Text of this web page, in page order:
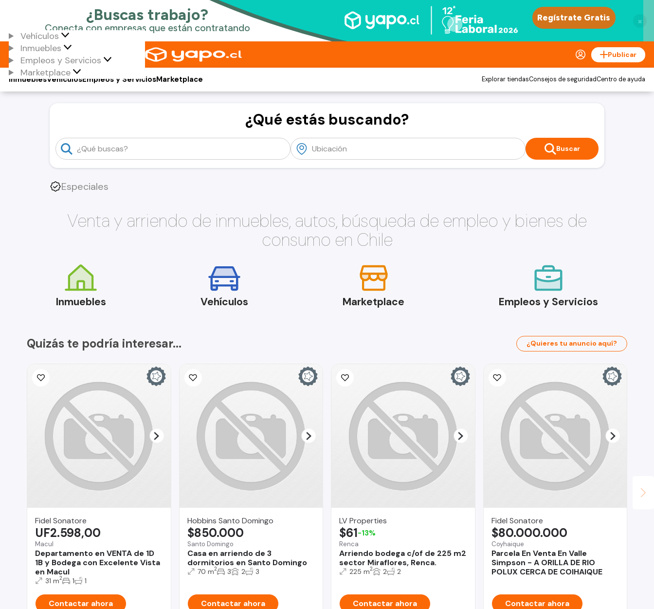
×
Vehículos
Inmuebles
Empleos y Servicios
Marketplace
Publicar
Vehículos
Inmuebles Empleos y ServiciosMarketplace Explorar tiendasConsejos de seguridadCentro de ayuda
¿Qué estás buscando?
Buscar
Especiales
Venta y arriendo de inmuebles, autos, búsqueda de empleo y bienes de
consumo en Chile
Inmuebles Vehículos Marketplace Empleos y Servicios
Quizás te podría interesar... ¿Quieres tu anuncio aquí?
Fidel Sonatore
Macul
Departamento en VENTA de 1D
1B y Bodega con Excelente Vista
en Macul
UF2.598,00
31 m2 1 1
Contactar ahora
Hobbins Santo Domingo
Santo Domingo
Casa en arriendo de 3
dormitorios en Santo Domingo
$850.000
70 m2 3 2 3
Contactar ahora
LV Properties
Renca
Arriendo bodega c/of de 225 m2
sector Miraflores, Renca.
$61-13%
225 m2 2 2
Contactar ahora
Fidel Sonatore
Coyhaique
Parcela En Venta En Valle
Simpson - A ORILLA DE RIO
POLUX CERCA DE COIHAIQUE
$80.000.000
Contactar ahora